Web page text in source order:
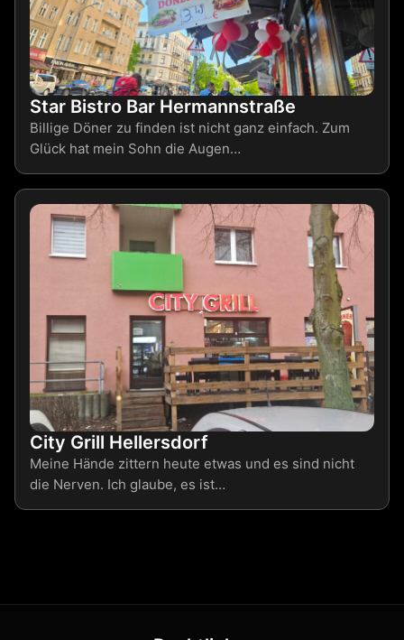
Star Bistro Bar Hermannstraße
Billige Döner zu finden ist nicht ganz einfach. Zum
Glück hat mein Sohn die Augen…
City Grill Hellersdorf
Meine Hände zittern heute etwas und es sind nicht
die Nerven. Ich glaube, es ist…